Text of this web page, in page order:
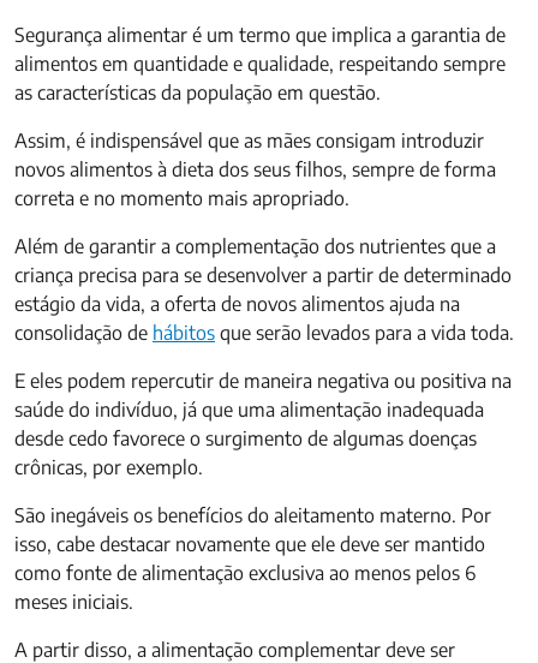
Segurança alimentar é um termo que implica a garantia de
alimentos em quantidade e qualidade, respeitando sempre
as características da população em questão.
Assim, é indispensável que as mães consigam introduzir
novos alimentos à dieta dos seus filhos, sempre de forma
correta e no momento mais apropriado.
Além de garantir a complementação dos nutrientes que a
criança precisa para se desenvolver a partir de determinado
estágio da vida, a oferta de novos alimentos ajuda na
consolidação de hábitos que serão levados para a vida toda.
E eles podem repercutir de maneira negativa ou positiva na
saúde do indivíduo, já que uma alimentação inadequada
desde cedo favorece o surgimento de algumas doenças
crônicas, por exemplo.
São inegáveis os benefícios do aleitamento materno. Por
isso, cabe destacar novamente que ele deve ser mantido
como fonte de alimentação exclusiva ao menos pelos 6
meses iniciais.
A partir disso, a alimentação complementar deve ser